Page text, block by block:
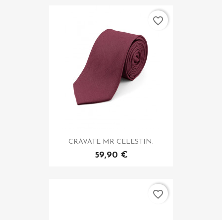
CRAVATE MR CELESTIN.
59,90 €
favorite_border
favorite_border